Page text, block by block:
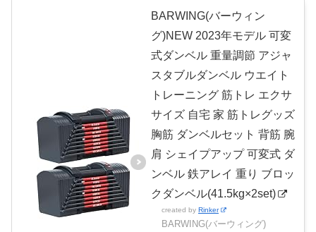
BARWING(バーウィン
グ)NEW 2023年モデル 可変
式ダンベル 重量調節 アジャ
スタブルダンベル ウエイト
トレーニング 筋トレ エクサ
サイズ 自宅 家 筋トレグッズ
胸筋 ダンベルセット 背筋 腕
肩 シェイプアップ 可変式 ダ
ンベル 鉄アレイ 重り ブロッ
クダンベル(41.5kg×2set)
created by Rinker
BARWING(バーウィング)